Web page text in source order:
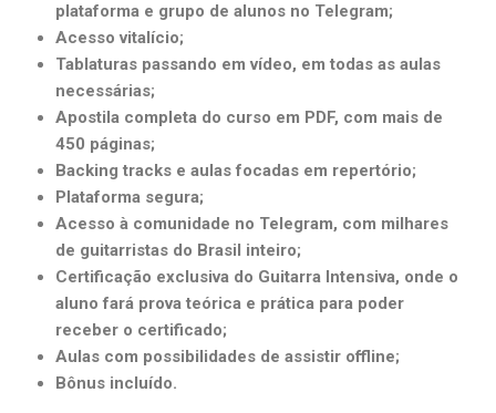
plataforma e grupo de alunos no Telegram;
Acesso vitalício;
Tablaturas passando em vídeo, em todas as aulas
necessárias;
Apostila completa do curso em PDF, com mais de
450 páginas;
Backing tracks e aulas focadas em repertório;
Plataforma segura;
Acesso à comunidade no Telegram, com milhares
de guitarristas do Brasil inteiro;
Certificação exclusiva do Guitarra Intensiva, onde o
aluno fará prova teórica e prática para poder
receber o certificado;
Aulas com possibilidades de assistir offline;
Bônus incluído.